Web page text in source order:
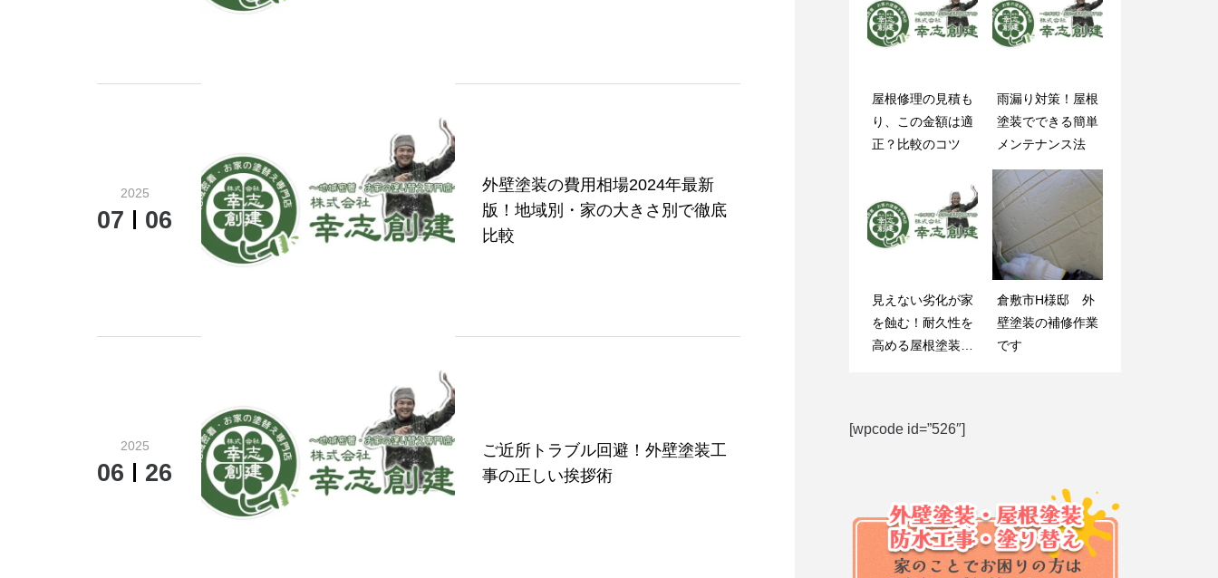
2025
07 06
外壁塗装の費用相場2024年最新
版！地域別・家の大きさ別で徹底
比較
2025
06 26
ご近所トラブル回避！外壁塗装工
事の正しい挨拶術
屋根修理の見積も
り、この金額は適
正？比較のコツ
雨漏り対策！屋根
塗装でできる簡単
メンテナンス法
見えない劣化が家
を蝕む！耐久性を
高める屋根塗装の
倉敷市H様邸 外
壁塗装の補修作業
です
｜岡山県岡山市
K様の声
失敗しない！外壁
リフォームとコー
キング工事の極意
雨漏りの原因はこ
こだった！外壁コ
ーキングの重要ポ
岡山県浅口群里庄
町N様邸 屋根塗
装(瓦差し替え・
[wpcode id=”526″]